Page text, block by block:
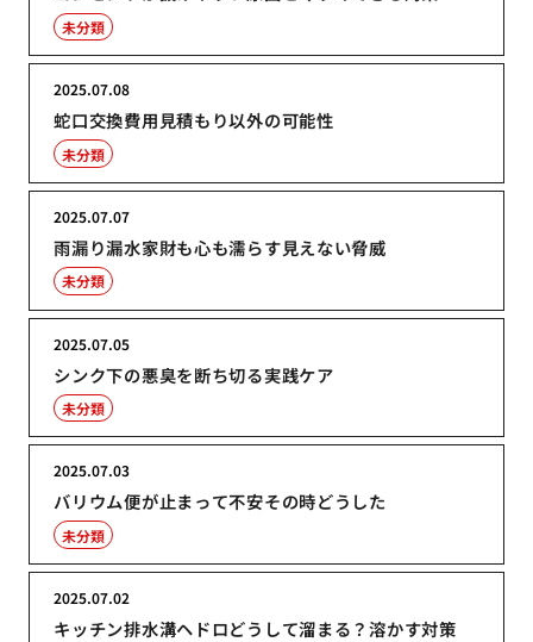
未分類
蛇口交換費用見積もり以外の可能性
2025.07.08
未分類
雨漏り漏水家財も心も濡らす見えない脅威
2025.07.07
未分類
シンク下の悪臭を断ち切る実践ケア
2025.07.05
未分類
バリウム便が止まって不安その時どうした
2025.07.03
未分類
キッチン排水溝ヘドロどうして溜まる？溶かす対策
2025.07.02